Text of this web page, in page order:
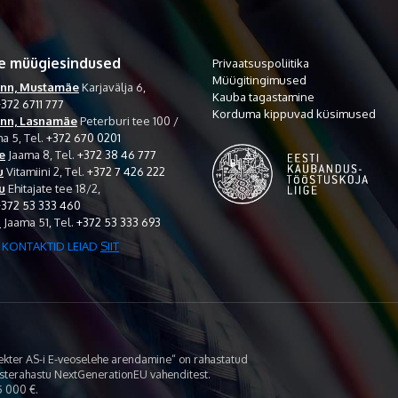
müügiesindused
MustamäeKarjavälja 6,
6711 777
LasnamäePeterburi tee 100 /
5, Tel. +372 670 0201
Jaama 8, Tel. +372 38 46 777
Vitamiini 2,Tel. +372 7 426 222
Ehitajate tee 18/2,
53 333 460
Jaama 51, Tel. +372 53 333 693
LEIAD SIIT
Privaatsuspoliitika
Müügitingimused
Kauba tagastamine
Korduma kippuvad küsimused
AS-i E-veoselehe arendamine“ on rahastatud
NextGenerationEU vahenditest.
000 €.